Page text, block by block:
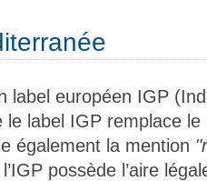
label européen IGP
le label IGP remplace
également la mention
possède l’aire